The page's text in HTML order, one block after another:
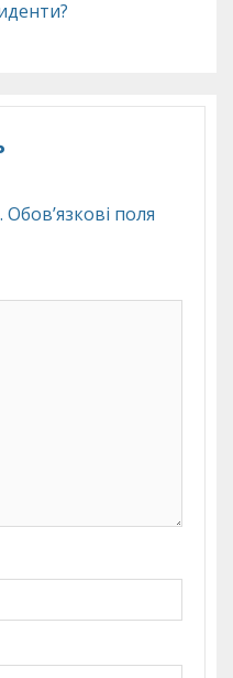
Обов’язкові поля